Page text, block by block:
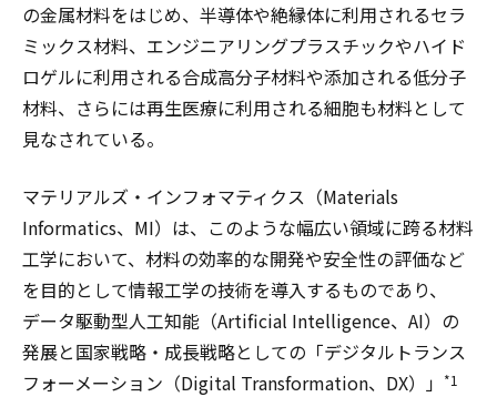
の金属材料をはじめ、半導体や絶縁体に利用されるセラ
ミックス材料、エンジニアリングプラスチックやハイド
ロゲルに利用される合成高分子材料や添加される低分子
材料、さらには再生医療に利用される細胞も材料として
見なされている。
マテリアルズ・インフォマティクス（Materials
Informatics、MI）は、このような幅広い領域に跨る材料
工学において、材料の効率的な開発や安全性の評価など
を目的として情報工学の技術を導入するものであり、
データ駆動型人工知能（Artificial Intelligence、AI）の
発展と国家戦略・成長戦略としての「デジタルトランス
フォーメーション（Digital Transformation、DX）」
*1